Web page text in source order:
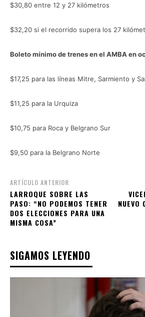
$30,80 entre 12 y 27 kilómetros
$32,20 si el recorrido supera los 27
Boleto mínimo de trenes en el AMBA en
$17,25 para las líneas Mitre, Sarmiento y
$11,25 para la Urquiza
$10,75 para Roca y Belgrano Sur
$9,50 para la Belgrano Norte
ARTÍCULO ANTERIOR
LARROQUE SOBRE LAS
PASO: “NO PODEMOS TENER
DOS ELECCIONES PARA UNA
MISMA COSA”
NUEVO
SIGAMOS LEYENDO